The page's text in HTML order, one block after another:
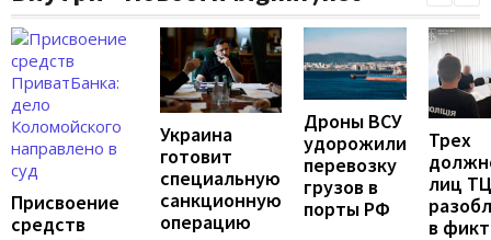
Присвоение
средств
Украина
готовит
специальную
санкционную
операцию
Дроны ВСУ
удорожили
перевозку
грузов в
порты РФ
Трех
лиц
в